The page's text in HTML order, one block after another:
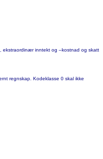
inntekt og –kostnad og skatt
regnskap. Kodeklasse 0 skal ikke